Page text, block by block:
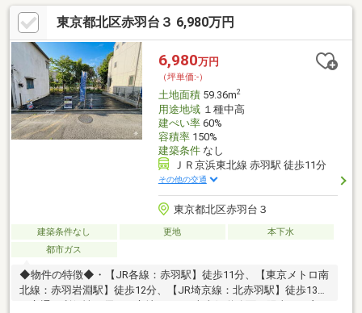
くれます。南側は一段下がっており、現地に立つと抜け感のある
眺望。２階からは山間にブルーの海が望めるかも…そんな期待が
膨らむポテンシャルのある土地でした。ガレージに、芝生のお
庭…分譲地を下れば海へと気軽にお散歩。絵に描いたような湘南
ライフが過ごせそうな場所。土地形状も綺麗で素敵なプランが描
けそう。ぜひ、叶えたいをお聞かせください。
東京都北区赤羽台３ 6,980万円
6,980万円
（坪単価:-）
土地面積59.36m2
用途地域１種中高
建ぺい率60%
容積率150%
建築条件なし
ＪＲ京浜東北線 赤羽駅 徒歩11分
その他の交通
東京都北区赤羽台３
建築条件なし 更地
本下水
都市ガス
◆物件の特徴◆・【JR各線：赤羽駅】徒歩11分、【東京メトロ南
北線：赤羽岩淵駅】徒歩12分、【JR埼京線：北赤羽駅】徒歩13分
の交通の利便性に優れた立地です♪・南東側道路面で陽当たり良